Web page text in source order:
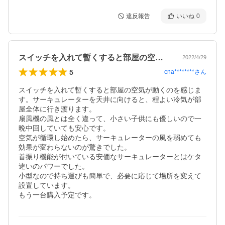
違反報告 いいね 0
スイッチを入れて暫くすると部屋の空気が… 2022/4/29
5 cna********さん
スイッチを入れて暫くすると部屋の空気が動くのを感じま
す。サーキュレーターを天井に向けると、程よい冷気が部
屋全体に行き渡ります。
扇風機の風とは全く違って、小さい子供にも優しいので一
晩中回していても安心です。
空気が循環し始めたら、サーキュレーターの風を弱めても
効果が変わらないのが驚きでした。
首振り機能が付いている安価なサーキュレーターとはケタ
違いのパワーでした。
小型なので持ち運びも簡単で、必要に応じて場所を変えて
設置しています。
もう一台購入予定です。